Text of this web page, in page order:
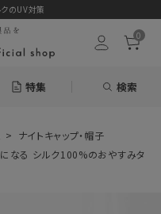
のUV対策
0
特集 検索
search ナイトキャップ・帽子
なる シルク100%のおやすみタ